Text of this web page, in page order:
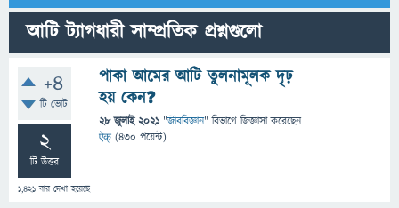
আটি ট্যাগধারী সাম্প্রতিক প্রশ্নগুলো
+4
টি ভোট
2
টি উত্তর
1,421 বার দেখা হয়েছে
পাকা আমের আটি তুলনামূলক দৃঢ়
হয় কেন❓
28 জুলাই 2021 "জীববিজ্ঞান" বিভাগে জিজ্ঞাসাকরেছেন
ऐक् (430 পয়েন্ট)